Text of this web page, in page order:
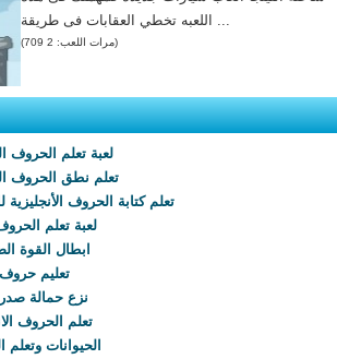
اللعبه تخطي العقابات فى طريقة ...
(مرات اللعب: 2 709)
لعبة تعلم الحروف
تعلم نطق الحروف
تعلم كتابة الحروف الأنجليزية
لعبة تعلم الحروف
ابطال القوة
تعليم حروف
نزع حمالة صدر
تعلم الحروف
الحيوانات